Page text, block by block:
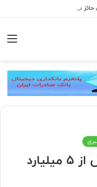
مالیات خانه‌های لوکس از ۵ میلیارد